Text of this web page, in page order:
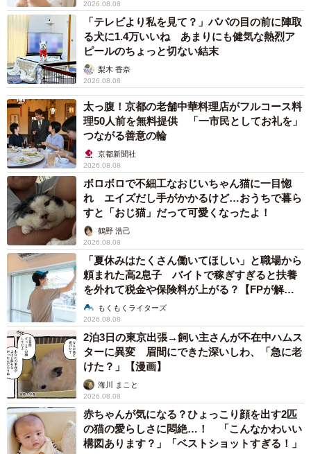
8/16
お願いだから生きて…と願い続けた
容体が落ち着いたのは、入院から5日目のこと。
SHIROCUROさんは再会の日を待ちわびるようになりまし
た。
しかし、2月20日。朝早く、病院から「早く来てほしい」と
の連絡が。理由も分からず駆けつけると、ぐったりと横た
わる王子くんの姿が。
2026.08.08
「テレビより私を見て？」パパの目の前に陣取
る犬に1.4万いいね あまりにも健気な熱烈ア
ピールのちょっと切ない結末
梨木 香奈
2026.08.08
太っ腹！京都の老舗中華料理店がフルコース料
理50人前を無料提供 「一市民としてお礼を」
つながる善意の輪
京都新聞社
2026.08.08
ボロボロで不細工なおじいちゃん猫に一目惚
れ エイズだし手がかかるけど…おうちで暮ら
すと「おじ猫」だって可愛くなったよ！
鶴野 浩己
2026.08.08
「夏休みはたくさん働いてほしい」と職場から
頼まれた高2息子 バイトで稼ぎすぎると扶養
を外れて税金や保険料が上がる？【FPが解
説】もくもくライターズ
2026.08.08
2泊3日の東京出張→飼い主さんが不在中ハムス
ターに異変 眉間にできた深いしわ、「急に老
けた？」【漫画】
海川 まこと
2026.08.08
赤ちゃんが気になる？ひょっこり顔を出す2匹
の猫の愛らしさに悶絶…！ 「こんなかわいい
構図あります？」「ベストショットすぎる！」